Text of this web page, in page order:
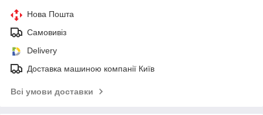
Нова Пошта
Самовивіз
Delivery
Доставка машиною компанії Київ
Всі умови доставки